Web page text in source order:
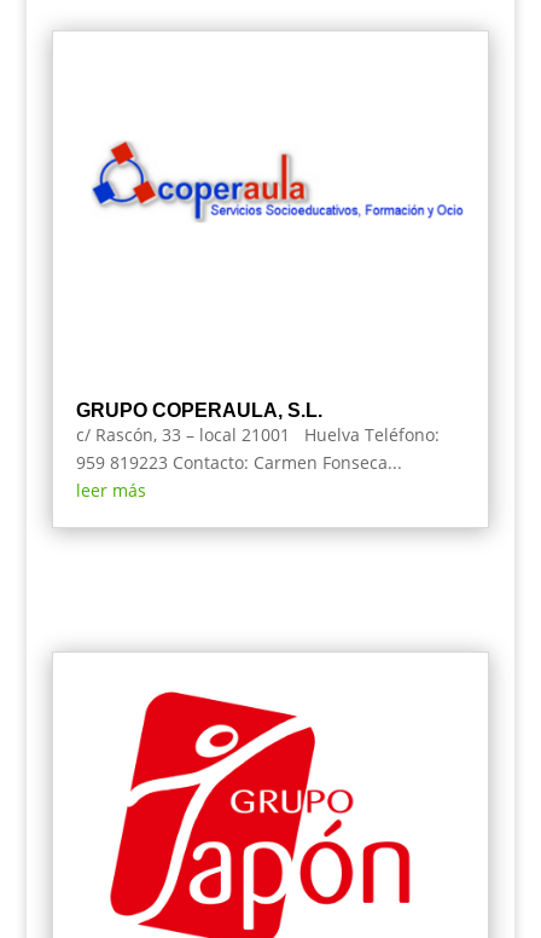
GRUPO COPERAULA, S.L.
c/ Rascón, 33 – local 21001 Huelva Teléfono:
959 819223 Contacto: Carmen Fonseca...
leer más